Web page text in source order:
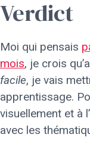
Verdict
Moi qui pensais
mois, je crois
facile, je vais
apprentissage.
visuellement et à
avec les